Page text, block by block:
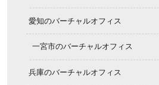
愛知のバーチャルオフィス
一宮市のバーチャルオフィス
兵庫のバーチャルオフィス